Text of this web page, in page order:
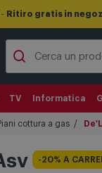
Ritiro gratis in
TV Informatica
cottura a gas
-20% A